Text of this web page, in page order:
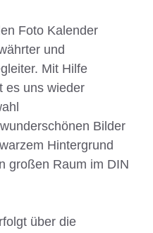
Foto Kalender
und
Mit Hilfe
es uns wieder
Bilder
Hintergrund
großen Raum im DIN
über die